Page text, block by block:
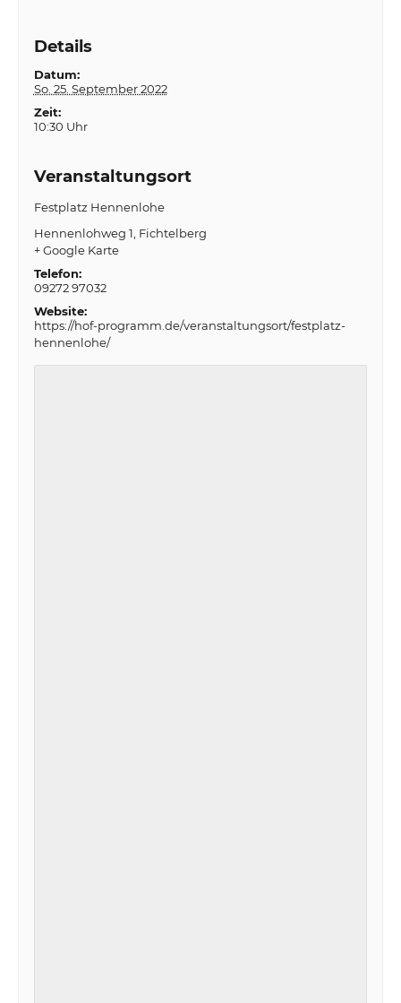
Details
Datum:
So. 25. September 2022
Zeit:
10:30 Uhr
Veranstaltungsort
Festplatz Hennenlohe
Hennenlohweg 1 Fichtelberg
+ Google Karte
Telefon:
09272 97032
Website:
https://hof-programm.de/veranstaltungsort/festplatz-
hennenlohe/